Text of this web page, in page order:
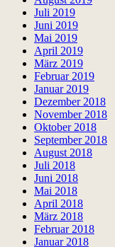
Juli 2019
Juni 2019
Mai 2019
April 2019
März 2019
Februar 2019
Januar 2019
Dezember 2018
November 2018
Oktober 2018
September 2018
August 2018
Juli 2018
Juni 2018
Mai 2018
April 2018
März 2018
Februar 2018
Januar 2018